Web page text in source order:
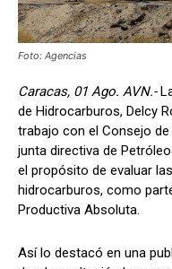
Foto: Agencias
Caracas, 01 Ago. AVN.-
de Hidrocarburos, Delcy
trabajo con el Consejo
junta directiva de
el propósito de evaluar
hidrocarburos, como
Productiva Absoluta.
Así lo destacó en una